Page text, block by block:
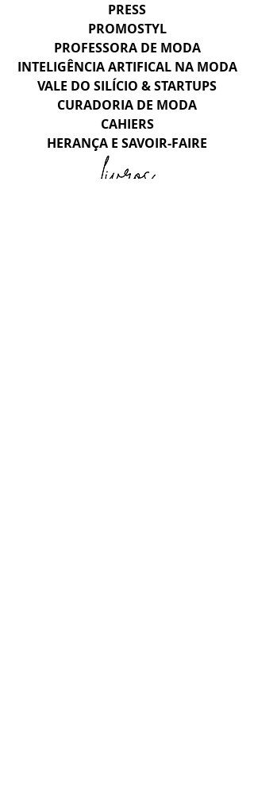
PRESS
PROMOSTYL
PROFESSORA DE MODA
INTELIGÊNCIA ARTIFICAL NA MODA
VALE DO SILÍCIO & STARTUPS
CURADORIA DE MODA
CAHIERS
HERANÇA E SAVOIR-FAIRE